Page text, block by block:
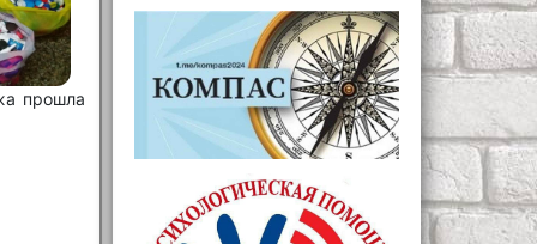
прошла